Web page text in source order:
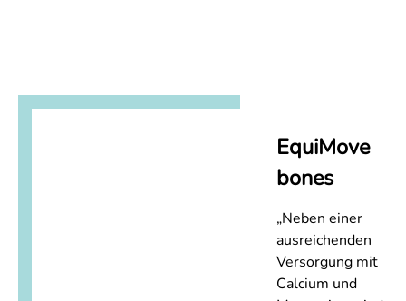
EquiMove
bones
„Neben einer
ausreichenden
Versorgung mit
Calcium und